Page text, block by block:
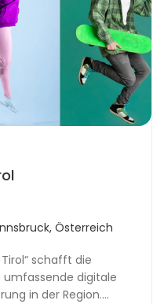
Österreich
schafft die
digitale
in der Region.